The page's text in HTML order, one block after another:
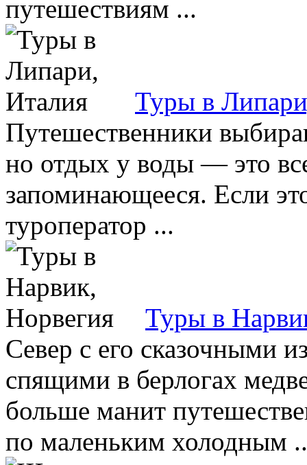
путешествиям ...
Туры в
Путешественники
но отдых у воды — это
запоминающееся. Если
туроператор ...
Туры в
Север с его сказочными
спящими в берлогах
больше манит
по маленьким холодным